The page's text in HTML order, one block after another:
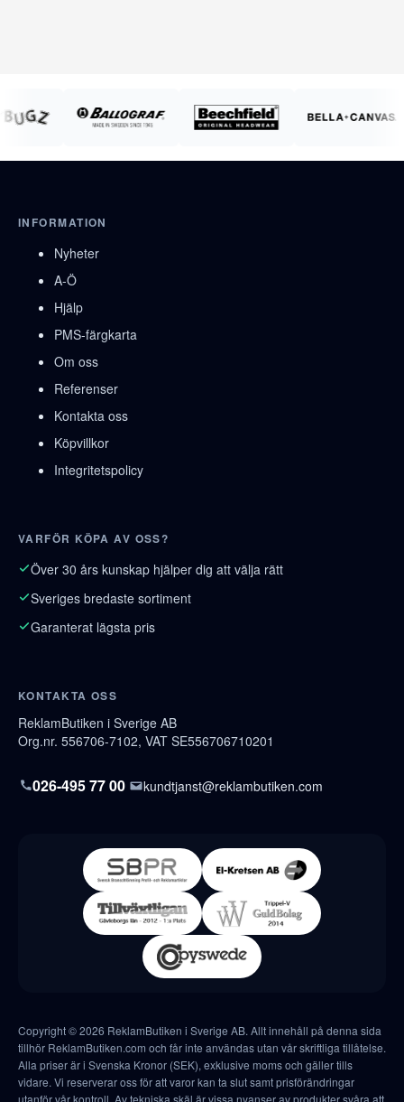
INFORMATION
Nyheter
A-Ö
Hjälp
PMS-färgkarta
Om oss
Referenser
Kontakta oss
Köpvillkor
Integritetspolicy
VARFÖR KÖPA AV OSS?
Över 30 års kunskap hjälper dig att välja rätt
Sveriges bredaste sortiment
Garanterat lägsta pris
KONTAKTA OSS
ReklamButiken i Sverige AB
Org.nr. 556706-7102, VAT SE556706710201
026-495 77 00 kundtjanst@reklambutiken.com
Copyright © 2026 ReklamButiken i Sverige AB. Allt innehåll på denna sida
tillhör ReklamButiken.com och får inte användas utan vår skriftliga tillåtelse.
Alla priser är i Svenska Kronor (SEK), exklusive moms och gäller tills
vidare. Vi reserverar oss för att varor kan ta slut samt prisförändringar
utanför vår kontroll. Av tekniska skäl är vissa nyanser av produkter svåra att